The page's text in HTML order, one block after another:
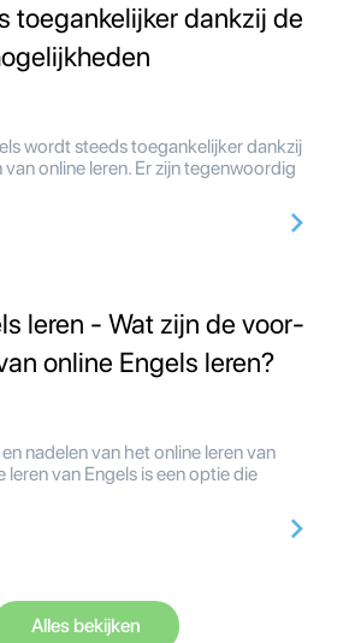
toegankelijker dankzij de
wordt steeds toegankelijker dankzij
online leren. Er zijn tegenwoordig
leren - Wat zijn de voor-
online Engels leren?
nadelen van het online leren van
leren van Engels is een optie die
Alles bekijken